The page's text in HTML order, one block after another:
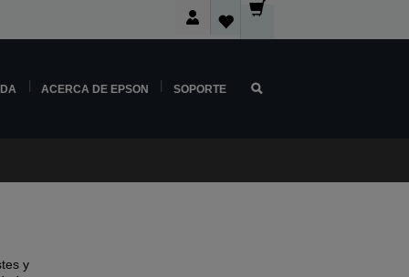
ACERCA DE EPSON SOPORTE
y